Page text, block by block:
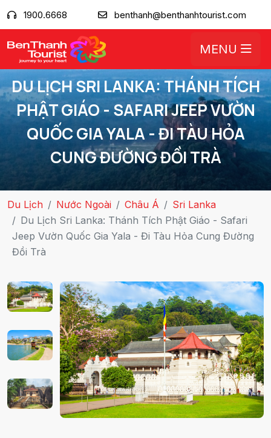
1900.6668 benthanh@benthanhtourist.com
MENU
DU LỊCH SRI LANKA: THÁNH TÍCH
PHẬT GIÁO - SAFARI JEEP VƯỜN
QUỐC GIA YALA - ĐI TÀU HỎA
CUNG ĐƯỜNG ĐỒI TRÀ
Du Lịch Nước Ngoài Châu Á
Sri Lanka
Du Lịch Sri Lanka: Thánh Tích Phật Giáo - Safari
Jeep Vườn Quốc Gia Yala - Đi Tàu Hỏa Cung Đường
Đồi Trà